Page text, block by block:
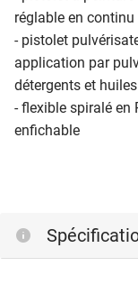
réglable en continu
- pistolet
application par
détergents et
- flexible spiralé en
enfichable